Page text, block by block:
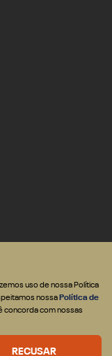
uso de nossa Política
nossa Política de
concorda com nossas
RECUSAR